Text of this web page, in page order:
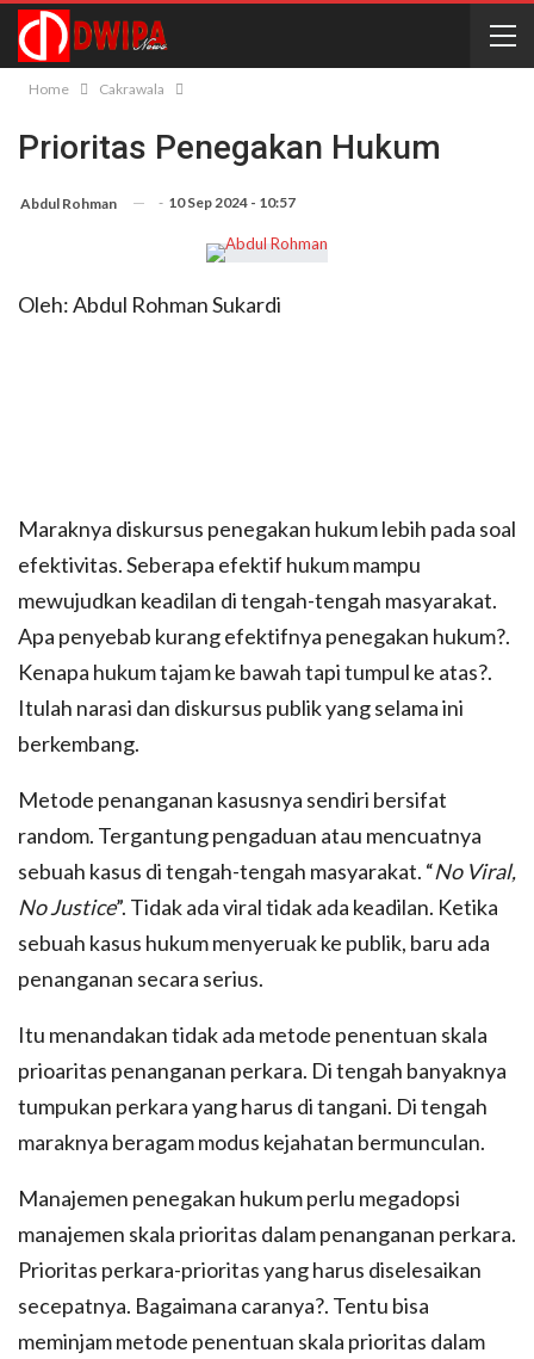
Home Cakrawala
Prioritas Penegakan Hukum
Abdul Rohman - 10 Sep 2024 - 10:57
Oleh: Abdul Rohman Sukardi
Maraknya diskursus penegakan hukum lebih pada soal
efektivitas. Seberapa efektif hukum mampu
mewujudkan keadilan di tengah-tengah masyarakat.
Apa penyebab kurang efektifnya penegakan hukum?.
Kenapa hukum tajam ke bawah tapi tumpul ke atas?.
Itulah narasi dan diskursus publik yang selama ini
berkembang.
Metode penanganan kasusnya sendiri bersifat
random. Tergantung pengaduan atau mencuatnya
sebuah kasus di tengah-tengah masyarakat. “No Viral,
No Justice”. Tidak ada viral tidak ada keadilan. Ketika
sebuah kasus hukum menyeruak ke publik, baru ada
penanganan secara serius.
Itu menandakan tidak ada metode penentuan skala
prioaritas penanganan perkara. Di tengah banyaknya
tumpukan perkara yang harus di tangani. Di tengah
maraknya beragam modus kejahatan bermunculan.
Manajemen penegakan hukum perlu megadopsi
manajemen skala prioritas dalam penanganan perkara.
Prioritas perkara-prioritas yang harus diselesaikan
secepatnya. Bagaimana caranya?. Tentu bisa
meminjam metode penentuan skala prioritas dalam